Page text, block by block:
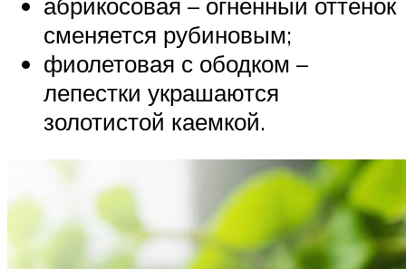
сменяется рубиновым;
фиолетовая с ободком –
лепестки украшаются
золотистой каемкой.